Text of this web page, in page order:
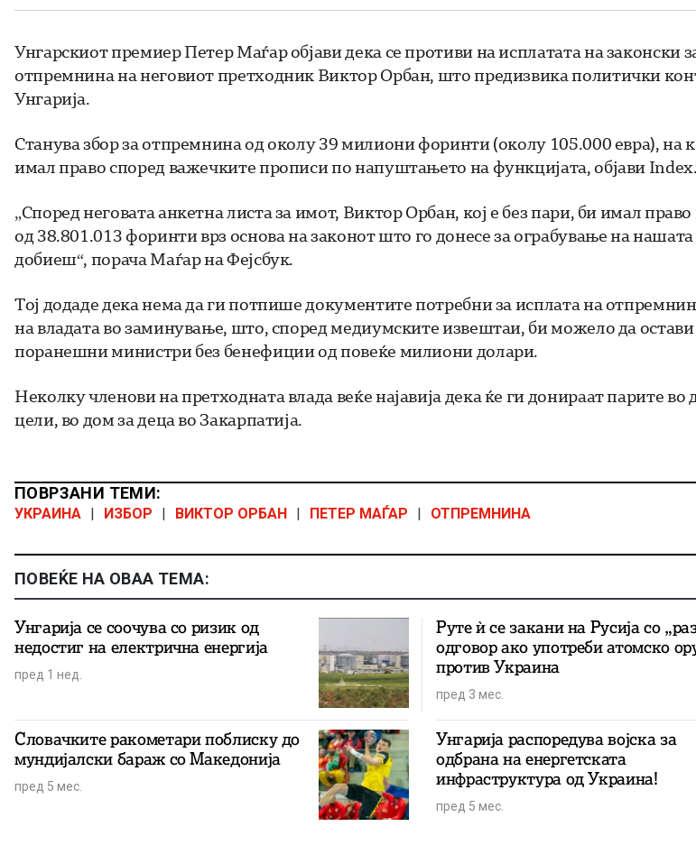
Унгарскиот премиер Петер Маѓар објави дека се противи на исплатата на законски
отпремнина на неговиот претходник Виктор Орбан, што предизвика политички
Унгарија.
Станува збор за отпремнина од околу 39 милиони форинти (околу 105.000 евра), на
имал право според важечките прописи по напуштањето на функцијата, објави
„Според неговата анкетна листа за имот, Виктор Орбан, кој е без пари, би имал
од 38.801.013 форинти врз основа на законот што го донесе за ограбување на нашата
добиеш“, порача Маѓар на Фејсбук.
Тој додаде дека нема да ги потпише документите потребни за исплата на
на владата во заминување, што, според медиумските извештаи, би можело да
поранешни министри без бенефиции од повеќе милиони долари.
Неколку членови на претходната влада веќе најавија дека ќе ги донираат парите во
цели, во дом за деца во Закарпатија.
ПОВРЗАНИ ТЕМИ:
УКРАИНА | ИЗБОР | ВИКТОР ОРБАН | ПЕТЕР МАЃАР | ОТПРЕМНИНА
ПОВЕЌЕ НА ОВАА ТЕМА:
Унгарија се соочува со ризик од
недостиг на електрична енергија
пред 1 нед.
Руте ѝ се закани на Русија со
одговор ако употреби атомско
против Украина
пред 3 мес.
Словачките ракометари поблиску до
мундијалски бараж со Македонија
пред 5 мес.
Унгарија распоредува војска за
одбрана на енергетската
инфраструктура од Украина!
пред 5 мес.